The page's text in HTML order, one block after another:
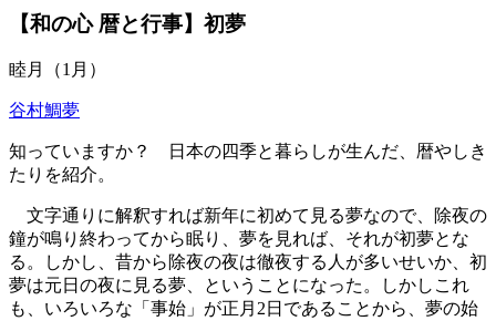
【和の心 暦と行事】初夢
睦月（1月）
谷村鯛夢
知っていますか？ 日本の四季と暮らしが生んだ、暦やしき
たりを紹介。
文字通りに解釈すれば新年に初めて見る夢なので、除夜の
鐘が鳴り終わってから眠り、夢を見れば、それが初夢とな
る。しかし、昔から除夜の夜は徹夜する人が多いせいか、初
夢は元日の夜に見る夢、ということになった。しかしこれ
も、いろいろな「事始」が正月2日であることから、夢の始